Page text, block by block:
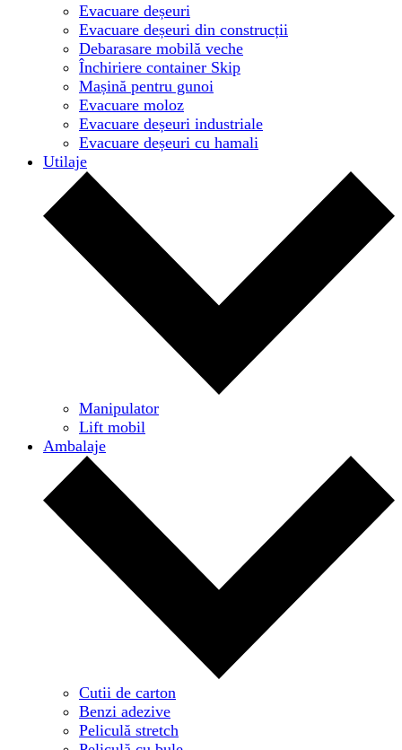
Evacuare deșeuri
Evacuare deșeuri din construcții
Debarasare mobilă veche
Închiriere container Skip
Mașină pentru gunoi
Evacuare moloz
Evacuare deșeuri industriale
Evacuare deșeuri cu hamali
Utilaje
Manipulator
Lift mobil
Ambalaje
Cutii de carton
Benzi adezive
Peliculă stretch